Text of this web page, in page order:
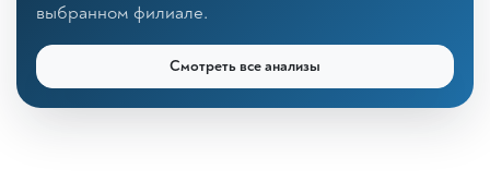
выбранном филиале.
Смотреть все анализы